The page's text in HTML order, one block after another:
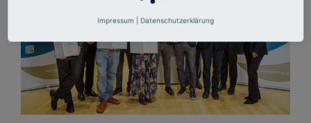
Impressum Datenschutzerklärung